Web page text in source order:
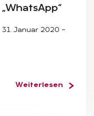
Januar 2020 –
Weiterlesen